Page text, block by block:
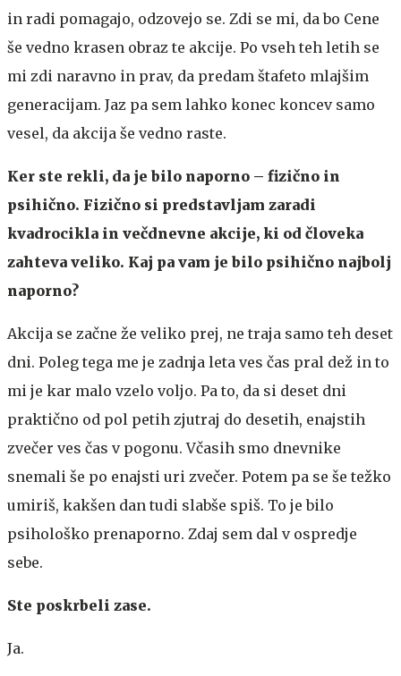
in radi pomagajo, odzovejo se. Zdi se mi, da bo Cene
še vedno krasen obraz te akcije. Po vseh teh letih se
mi zdi naravno in prav, da predam štafeto mlajšim
generacijam. Jaz pa sem lahko konec koncev samo
vesel, da akcija še vedno raste.
Ker ste rekli, da je bilo naporno – fizično in
psihično. Fizično si predstavljam zaradi
kvadrocikla in večdnevne akcije, ki od človeka
zahteva veliko. Kaj pa vam je bilo psihično najbolj
naporno?
Akcija se začne že veliko prej, ne traja samo teh deset
dni. Poleg tega me je zadnja leta ves čas pral dež in to
mi je kar malo vzelo voljo. Pa to, da si deset dni
praktično od pol petih zjutraj do desetih, enajstih
zvečer ves čas v pogonu. Včasih smo dnevnike
snemali še po enajsti uri zvečer. Potem pa se še težko
umiriš, kakšen dan tudi slabše spiš. To je bilo
psihološko prenaporno. Zdaj sem dal v ospredje
sebe.
Ste poskrbeli zase.
Ja.